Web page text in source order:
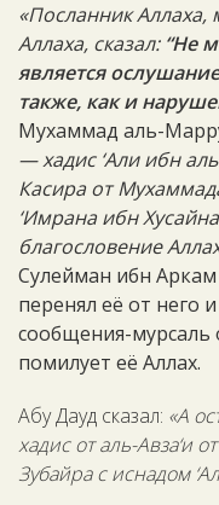
«Посланник Аллаха,
Аллаха, сказал: “Не
является
также, как и
Мухаммад аль-
— хадис ‘Али ибн
Касира от
‘Имрана ибн
благословение
Сулейман ибн
перенял её от него
сообщения-мурсаль
помилует её Аллах.
Абу Дауд сказал: «А
хадис от аль-Авза‘и
Зубайра с иснадом